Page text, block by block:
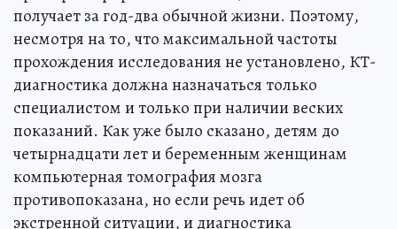
получает за год-два обычной жизни. Поэтому,
несмотря на то, что максимальной частоты
прохождения исследования не установлено, КТ-
диагностика должна назначаться только
специалистом и только при наличии веских
показаний. Как уже было сказано, детям до
четырнадцати лет и беременным женщинам
компьютерная томография мозга
противопоказана, но если речь идет об
экстренной ситуации, и диагностика